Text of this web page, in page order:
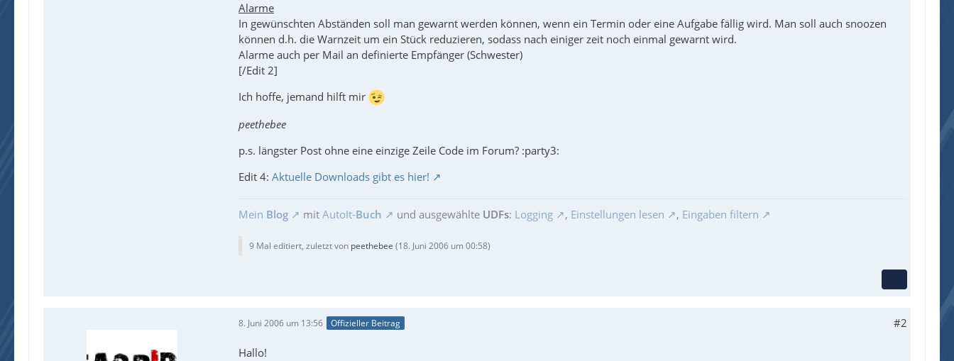
Alarme
In gewünschten Abständen soll man gewarnt werden können, wenn ein Termin oder eine Aufgabe fällig wird. Man soll auch snoozen
können d.h. die Warnzeit um ein Stück reduzieren, sodass nach einiger zeit noch einmal gewarnt wird.
Alarme auch per Mail an definierte Empfänger (Schwester)
[/Edit 2]
Ich hoffe, jemand hilft mir
peethebee
p.s. längster Post ohne eine einzige Zeile Code im Forum? :party3:
Edit 4: Aktuelle Downloads gibt es hier!
Mein Blog mit AutoIt-Buch und ausgewählte UDFs: Logging , Einstellungen lesen , Eingaben filtern
9 Mal editiert, zuletzt von peethebee (18. Juni 2006 um 00:58)
8. Juni 2006 um 13:56 Offizieller Beitrag #2
Hallo!